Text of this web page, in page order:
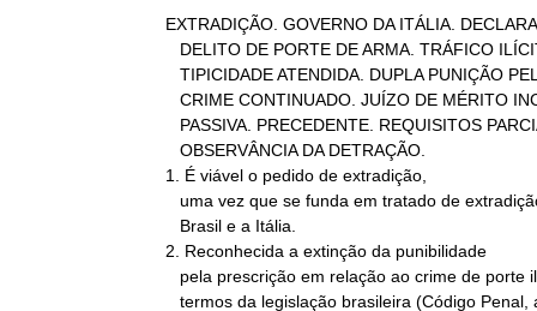
EXTRADIÇÃO. GOVERNO DA ITÁLIA.
1. É viável o pedido de extradição,
2. Reconhecida a extinção da punibilidade